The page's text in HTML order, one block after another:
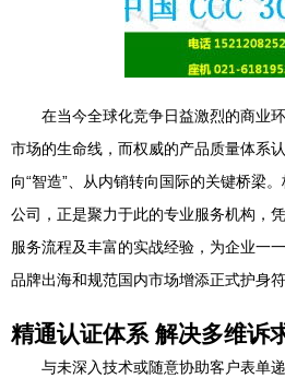
在当今全球化竞争日益激烈的商业
市场的生命线，而权威的产品质量体系
向“智造”、从内销转向国际的关键桥梁
公司，正是聚力于此的专业服务机构，
服务流程及丰富的实战经验，为企业一
品牌出海和规范国内市场增添正式护身符
精通认证体系 解决多维诉
与未深入技术或随意协助客户表单